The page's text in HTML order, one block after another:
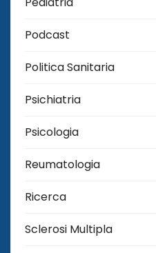
Podcast
Politica Sanitaria
Psichiatria
Psicologia
Reumatologia
Ricerca
Sclerosi Multipla